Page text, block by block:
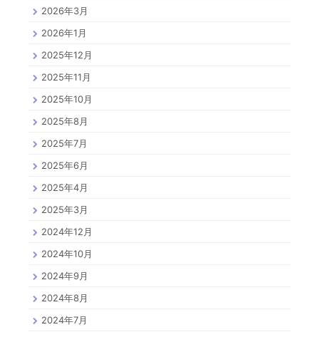
2026年3月
2026年1月
2025年12月
2025年11月
2025年10月
2025年8月
2025年7月
2025年6月
2025年4月
2025年3月
2024年12月
2024年10月
2024年9月
2024年8月
2024年7月